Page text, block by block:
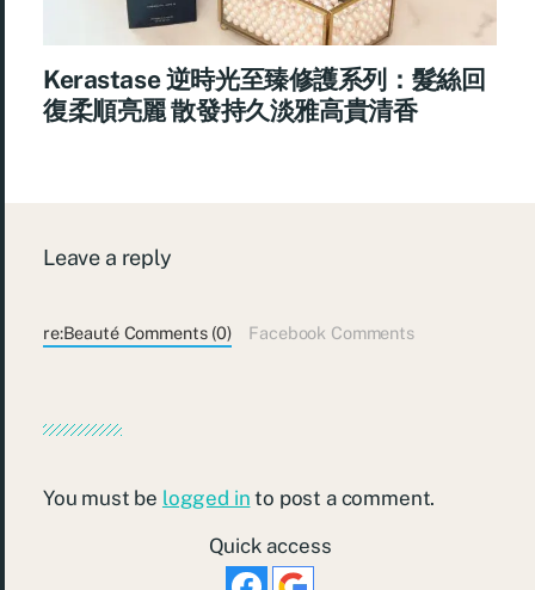
Kerastase 逆時光至臻修護系列：髮絲回
復柔順亮麗 散發持久淡雅高貴清香
Leave a reply
re:Beauté Comments (0) Facebook Comments
You must be logged in to post a comment.
Quick access